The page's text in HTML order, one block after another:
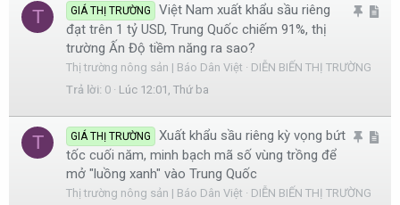
i
e
T
G
ạ
i
A
l
e
GIÁ THỊ TRƯỜNG
Việt Nam xuất khẩu sầu riêng
đạt trên 1 tỷ USD, Trung Quốc chiếm 91%, thị
trường Ấn Độ tiềm năng ra sao?
Thị trường nông sản | Báo Dân Việt
DIỄN BIẾN THỊ TRƯỜNG
Trả lời 0 Lúc 12:01, Thứ ba
T
G A
GIÁ THỊ TRƯỜNG
Xuất khẩu sầu riêng kỳ vọng bứt
tốc cuối năm, minh bạch mã số vùng trồng để
mở "luồng xanh" vào Trung Quốc
Thị trường nông sản | Báo Dân Việt
DIỄN BIẾN THỊ TRƯỜNG